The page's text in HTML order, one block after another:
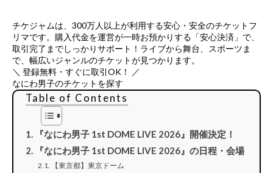
チケジャムは、 300万人以上が利用する安心・安全のチケットフ
リマです。購入代金を運営が一時お預かりする「安心決済」で、
取引完了までしっかりサポート！ライブから舞台、スポーツま
で、幅広いジャンルのチケットが見つかります。
＼ 登録無料・すぐに取引OK！ ／
なにわ男子のチケットを探す
Table of Contents
『なにわ男子 1st DOME LIVE 2026』開催決定！
『なにわ男子 1st DOME LIVE 2026』の日程・会場
【東京都】東京ドーム